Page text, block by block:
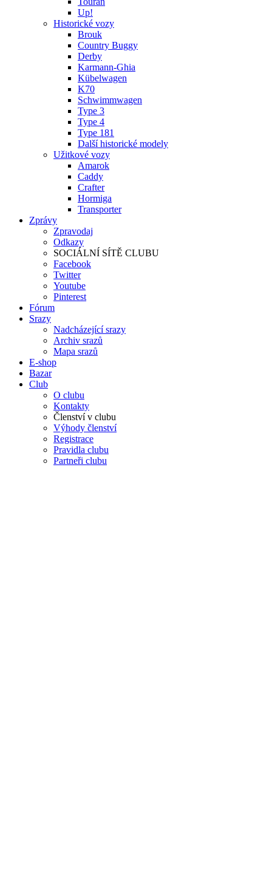
Up!
Historické vozy
Brouk
Country Buggy
Derby
Karmann-Ghia
Kübelwagen
K70
Schwimmwagen
Type 3
Type 4
Type 181
Další historické modely
Užitkové vozy
Amarok
Caddy
Crafter
Hormiga
Transporter
Zprávy
Zpravodaj
Odkazy
SOCIÁLNÍ SÍTĚ CLUBU
Facebook
Twitter
Youtube
Pinterest
Fórum
Srazy
Nadcházející srazy
Archiv srazů
Mapa srazů
E-shop
Bazar
Club
O clubu
Kontakty
Členství v clubu
Výhody členství
Registrace
Pravidla clubu
Partneři clubu